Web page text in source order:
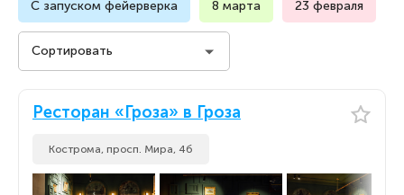
С запуском фейерверка 8 марта 23 февраля
Сортировать
Стоимость на человека
По новизне
Ресторан «Гроза» в Гроза
Кострома, просп. Мира, 4б